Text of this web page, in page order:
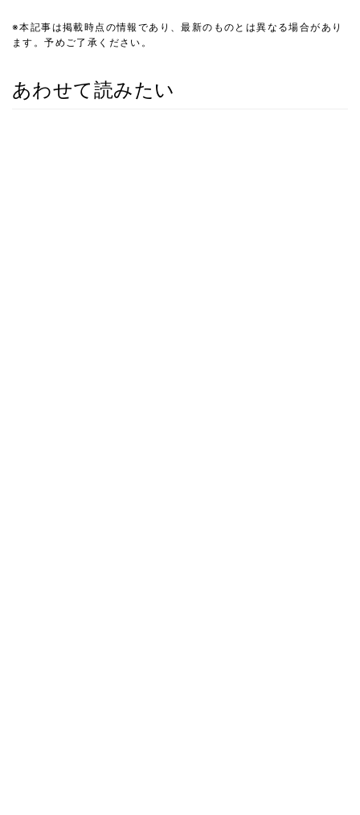
※本記事は掲載時点の情報であり、最新のものとは異なる場合があり
ます。予めご了承ください。
あわせて読みたい